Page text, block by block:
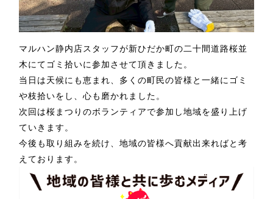
マルハン静内店スタッフが新ひだか町の二十間道路桜並
木にてゴミ拾いに参加させて頂きました。
当日は天候にも恵まれ、多くの町民の皆様と一緒にゴミ
や枝拾いをし、心も磨かれました。
次回は桜まつりのボランティアで参加し地域を盛り上げ
ていきます。
今後も取り組みを続け、地域の皆様へ貢献出来ればと考
えております。